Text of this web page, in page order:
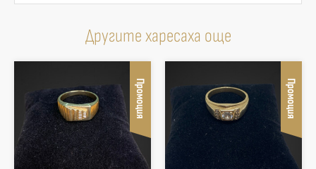
Другите харесаха още
Промоция Промоция